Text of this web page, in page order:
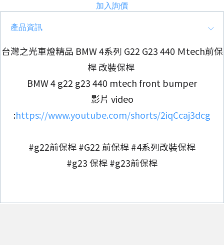
加入詢價
產品資訊
台灣之光車燈精品 BMW 4系列 G22 G23 440 Ｍtech前保
桿 改裝保桿
BMW 4 g22 g23 440 mtech front bumper
影片 video
:https://www.youtube.com/shorts/2iqCcaj3dcg
#g22前保桿 #G22 前保桿 #4系列改裝保桿
#g23 保桿 #g23前保桿